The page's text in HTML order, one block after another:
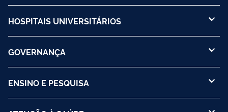
HOSPITAIS UNIVERSITÁRIOS
GOVERNANÇA
ENSINO E PESQUISA